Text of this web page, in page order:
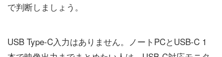
で判断しましょう。
USB Type-C入力はありません。ノートPCとUSB-C 1